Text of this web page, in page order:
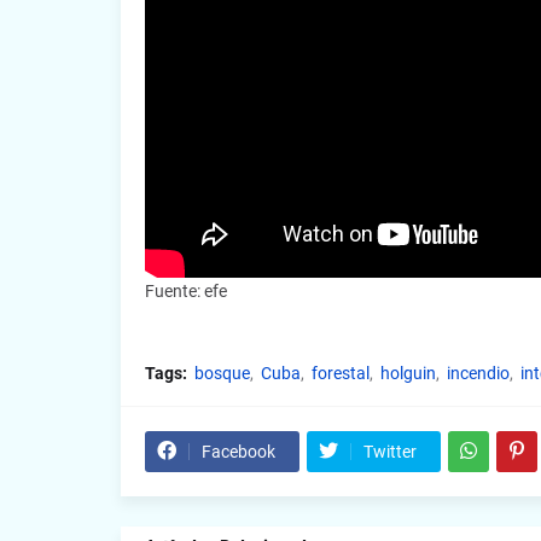
Fuente: efe
Tags: bosque Cuba forestal holguin incendio
Facebook Twitter